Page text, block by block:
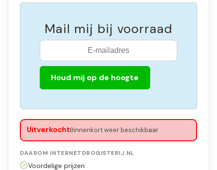
Mail mij bij voorraad
Houd mij op de hoogte
UitverkochtBinnenkort weer beschikbaar
DAAROM INTERNETDROGISTERIJ.NL
Voordelige prijzen